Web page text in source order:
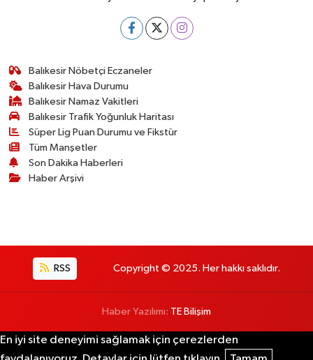
Balıkesir Nöbetçi Eczaneler
Balıkesir Hava Durumu
Balıkesir Namaz Vakitleri
Balıkesir Trafik Yoğunluk Haritası
Süper Lig Puan Durumu ve Fikstür
Tüm Manşetler
Son Dakika Haberleri
Haber Arşivi
RSS Copyright © 2025. Her hakkı saklıdır.
Haber Yazılımı: TE Bilişim
En iyi site deneyimi sağlamak için çerezlerden